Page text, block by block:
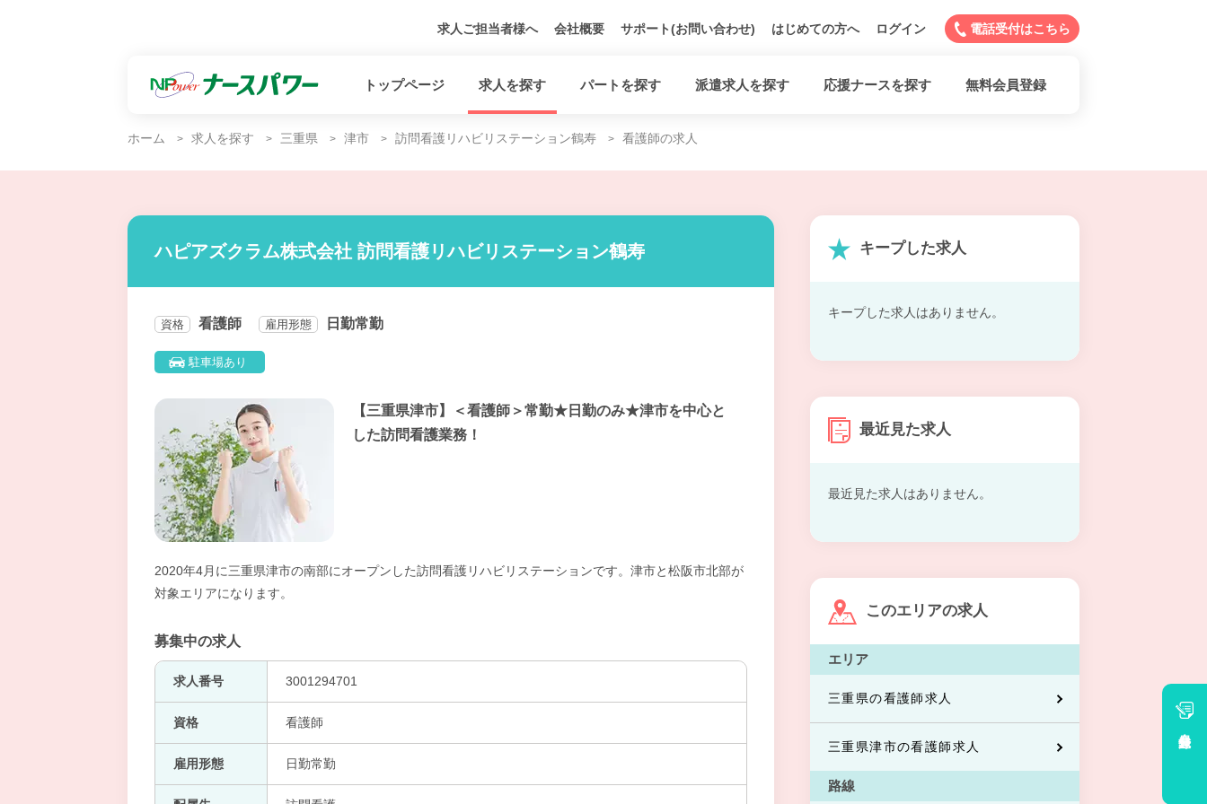
求人ご担当者様へ 会社概要 サポート(お問い合わせ) はじめての方へ ログイン 電話受付はこちら
トップページ 求人を探す パートを探す 派遣求人を探す 応援ナースを探す 無料会員登録
ホーム 求人を探す 三重県 津市 訪問看護リハビリステーション鶴寿 看護師の求人
ハピアズクラム株式会社 訪問看護リハビリステーション鶴寿
資格 看護師 雇用形態 日勤常勤
駐車場あり
【三重県津市】＜看護師＞常勤★日勤のみ★津市を中心と
した訪問看護業務！
2020年4月に三重県津市の南部にオープンした訪問看護リハビリステーションです。津市と松阪市北部が
対象エリアになります。
募集中の求人
求人番号 3001294701
資格 看護師
雇用形態 日勤常勤
キープした求人
キープした求人はありません。
最近見た求人
最近見た求人はありません。
このエリアの求人
エリア
三重県の看護師求人
三重県津市の看護師求人
路線